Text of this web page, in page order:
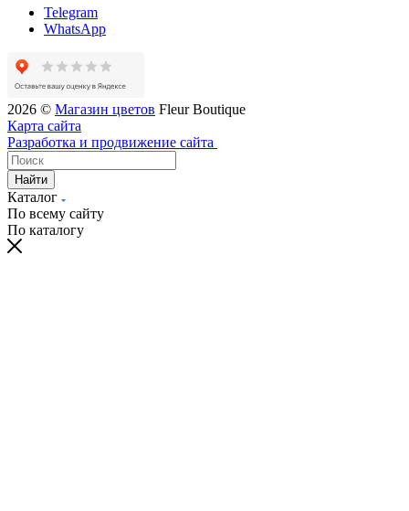
Telegram
WhatsApp
2026 © Магазин цветов Fleur Boutique
Карта сайта
Разработка и продвижение сайта
Найти
Каталог
По всему сайту
По каталогу